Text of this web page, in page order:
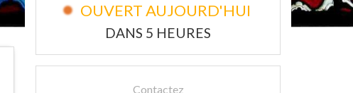
OUVERT AUJOURD'HUI
DANS 5 HEURES
Contactez